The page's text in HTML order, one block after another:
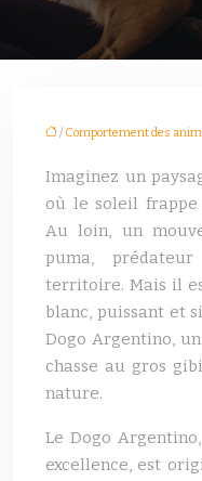
/Comportement des
Imaginez un
où le soleil frappe
Au loin, un
puma,
territoire. Mais il
blanc, puissant et
Dogo Argentino,
chasse au gros
nature.
Le Dogo
excellence, est